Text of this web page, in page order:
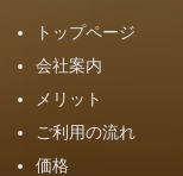
トップページ
会社案内
メリット
ご利用の流れ
価格